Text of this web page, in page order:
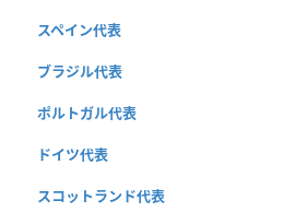
スペイン代表
ブラジル代表
ポルトガル代表
ドイツ代表
スコットランド代表